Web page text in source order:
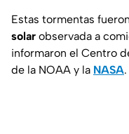
Estas tormentas
solar observada a
informaron el Centro
de la NOAA y la NASA.